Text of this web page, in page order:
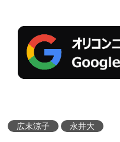
広末涼子 永井大